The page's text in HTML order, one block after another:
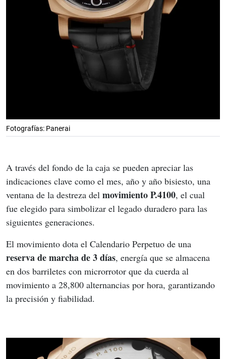
Fotografías: Panerai
A través del fondo de la caja se pueden apreciar las
indicaciones clave como el mes, año y año bisiesto, una
ventana de la destreza del movimiento P.4100, el cual
fue elegido para simbolizar el legado duradero para las
siguientes generaciones.
El movimiento dota el Calendario Perpetuo de una
reserva de marcha de 3 días, energía que se almacena
en dos barriletes con microrrotor que da cuerda al
movimiento a 28,800 alternancias por hora, garantizando
la precisión y fiabilidad.